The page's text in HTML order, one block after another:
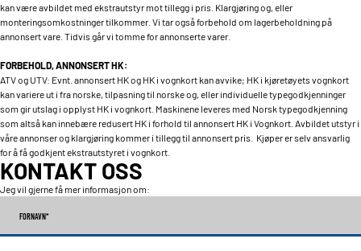
kan være avbildet med ekstrautstyr mot tillegg i pris. Klargjøring og, eller
monteringsomkostninger tilkommer. Vi tar også forbehold om lagerbeholdning på
annonsert vare. Tidvis går vi tomme for annonserte varer.
FORBEHOLD, ANNONSERT HK:
ATV og UTV: Evnt. annonsert HK og HK i vognkort kan avvike; HK i kjøretøyets vognkort
kan variere ut i fra norske, tilpasning til norske og, eller individuelle typegodkjenninger
som gir utslag i opplyst HK i vognkort. Maskinene leveres med Norsk typegodkjenning
som altså kan innebære redusert HK i forhold til annonsert HK i Vognkort. Avbildet utstyr i
våre annonser og klargjøring kommer i tillegg til annonsert pris. Kjøper er selv ansvarlig
for å få godkjent ekstrautstyret i vognkort.
KONTAKT OSS
Jeg vil gjerne få mer informasjon om:
FORNAVN*